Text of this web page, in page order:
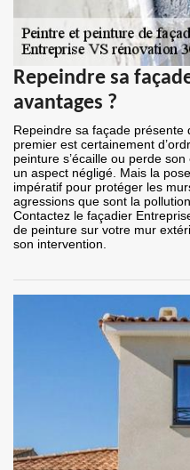
Repeindre sa
avantages ?
Repeindre sa façade
premier est certainement
peinture s’écaille ou perde
un aspect négligé. Mais la
impératif pour protéger les
agressions que sont la
Contactez le façadier
de peinture sur votre mur
son intervention.